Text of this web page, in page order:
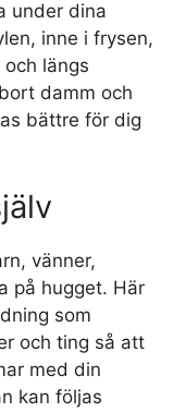
under dina
inne i frysen,
längs
damm och
bättre för dig
vänner,
på hugget. Här
som
och ting så att
med din
kan följas